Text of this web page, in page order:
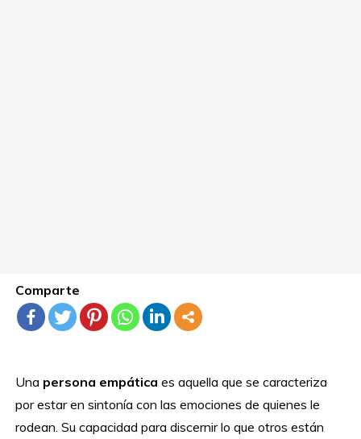
Comparte
Una persona empática es aquella que se caracteriza
por estar en sintonía con las emociones de quienes le
rodean. Su capacidad para discernir lo que otros están